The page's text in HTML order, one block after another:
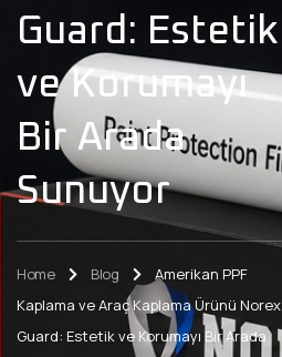
Guard: Estetik
ve Korumayı
Bir Arada
Sunuyor
Home Blog
Amerikan PPF
Kaplama ve Araç Kaplama Ürünü Norex
Guard: Estetik ve Korumayı Bir Arada